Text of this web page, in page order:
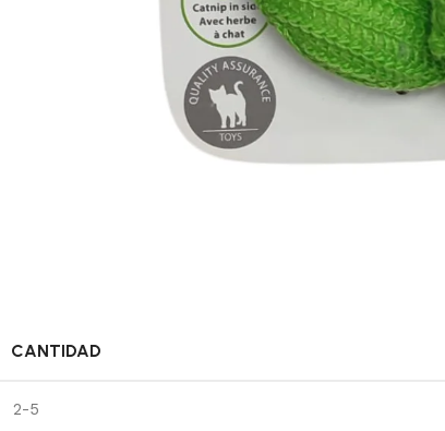
CANTIDAD
2-5